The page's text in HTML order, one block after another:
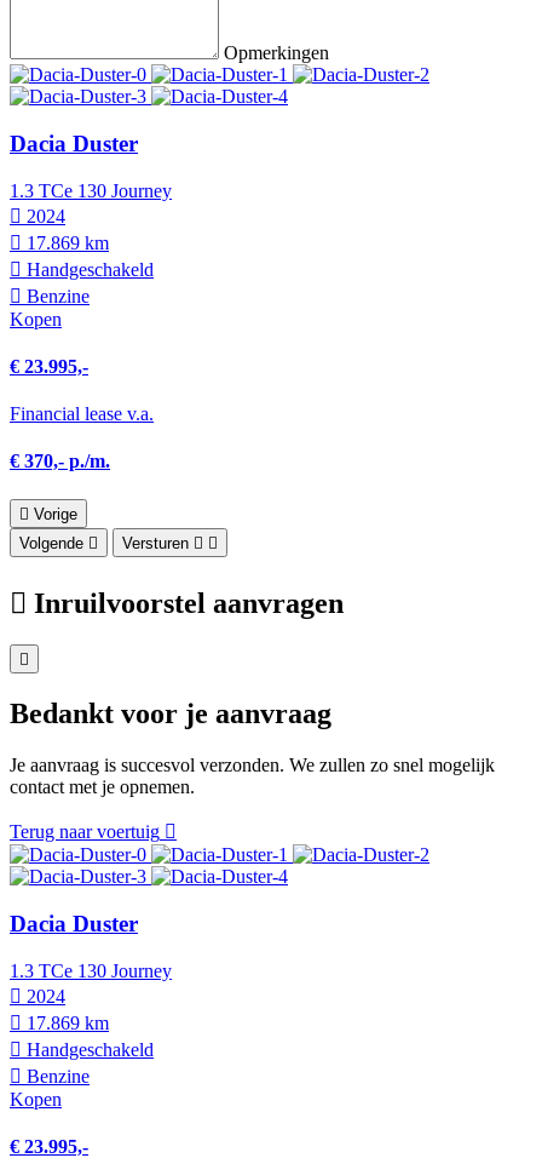
Opmerkingen
Dacia Duster
1.3 TCe 130 Journey
2024
17.869 km
Hand­geschakeld
Benzine
Kopen
€ 23.995,-
Financial lease v.a.
€ 370,- p./m.
Vorige
Volgende
Versturen
Inruilvoorstel aanvragen
Bedankt voor je aanvraag
Je aanvraag is succesvol verzonden. We zullen zo snel mogelijk
contact met je opnemen.
Terug naar voertuig
Dacia Duster
1.3 TCe 130 Journey
2024
17.869 km
Hand­geschakeld
Benzine
Kopen
€ 23.995,-